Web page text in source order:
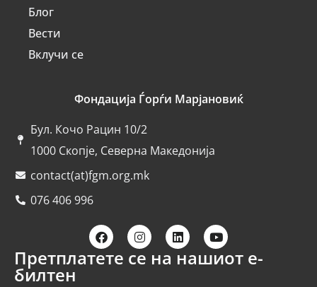
Блог
Вести
Вклучи се
Фондација Ѓорѓи Марјановиќ
Бул. Кочо Рацин 10/2
1000 Скопје, Северна Македонија
contact(at)fgm.org.mk
076 406 996
Претплатете се на нашиот е-
билтен